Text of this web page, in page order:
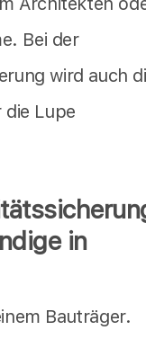
Bei der
wird auch
die Lupe
in
Bauträger.